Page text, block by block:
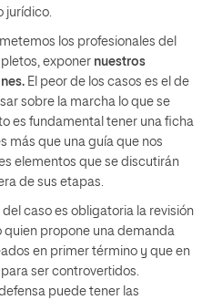
jurídico.
los profesionales del
exponer nuestros
El peor de los casos es el de
sobre la marcha lo que se
es fundamental tener una ficha
más que una guía que nos
elementos que se discutirán
de sus etapas.
caso es obligatoria la revisión
quien propone una demanda
en primer término y que en
ser controvertidos.
puede tener las